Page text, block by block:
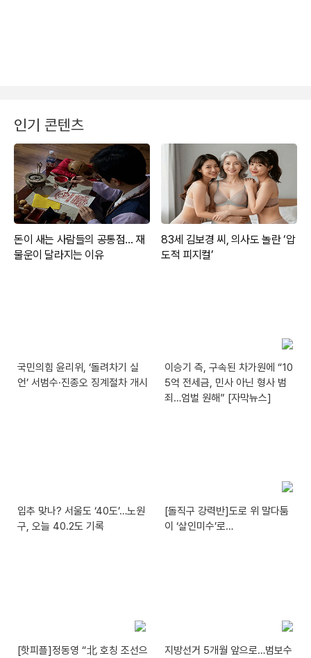
인기 콘텐츠
국민의힘 윤리위, ‘돌려차기 실
언’ 서범수·진종오 징계절차 개시
이승기 측, 구속된 차가원에 “10
5억 전세금, 민사 아닌 형사 범
죄…엄벌 원해” [자막뉴스]
입추 맞나? 서울도 ‘40도’…노원
구, 오늘 40.2도 기록
[돌직구 강력반]도로 위 말다툼
이 ‘살인미수’로…
[핫피플]정동영 “北 호칭 조선으
지방선거 5개월 앞으로…범보수